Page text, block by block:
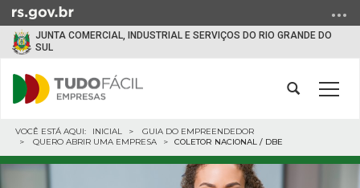
para
para
menu
Ir
JUNTA COMERCIAL, INDUSTRIAL E SERVIÇOS DO RIO GRANDE DO
SUL
Abrir
Início
conteúdo
INICIAL
GUIA DO EMPREENDEDOR
QUERO ABRIR UMA EMPRESA
COLETOR NACIONAL / DBE